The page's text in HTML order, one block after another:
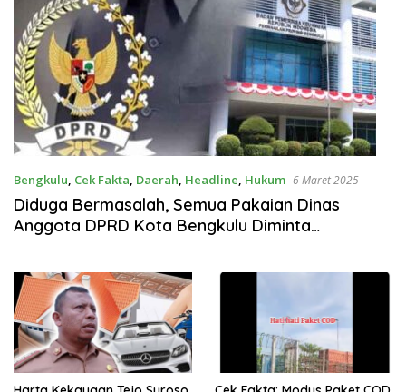
Bengkulu, Cek Fakta, Daerah, Headline, Hukum 6 Maret 2025
Diduga Bermasalah, Semua Pakaian Dinas
Anggota DPRD Kota Bengkulu Diminta